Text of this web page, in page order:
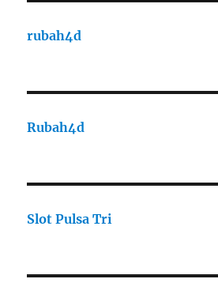
rubah4d
Rubah4d
Slot Pulsa Tri